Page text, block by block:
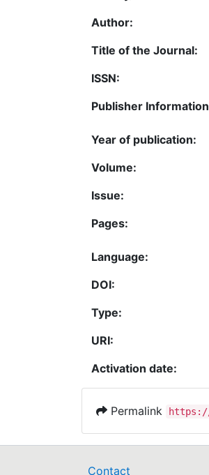
Author:
Title of the Journal:
ISSN:
Publisher
Year of publication:
Volume:
Issue:
Pages:
Language:
DOI:
Type:
URI:
Activation date:
Permalink
Contact